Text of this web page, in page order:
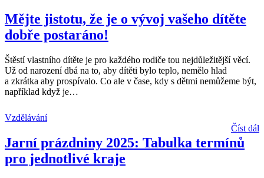
Mějte jistotu, že je o vývoj vašeho dítěte
dobře postaráno!
Štěstí vlastního dítěte je pro každého rodiče tou nejdůležitější věcí.
Už od narození dbá na to, aby dítěti bylo teplo, nemělo hlad
a zkrátka aby prospívalo. Co ale v čase, kdy s dětmi nemůžeme být,
například když je…
Vzdělávání
Číst dál
Jarní prázdniny 2025: Tabulka termínů
pro jednotlivé kraje